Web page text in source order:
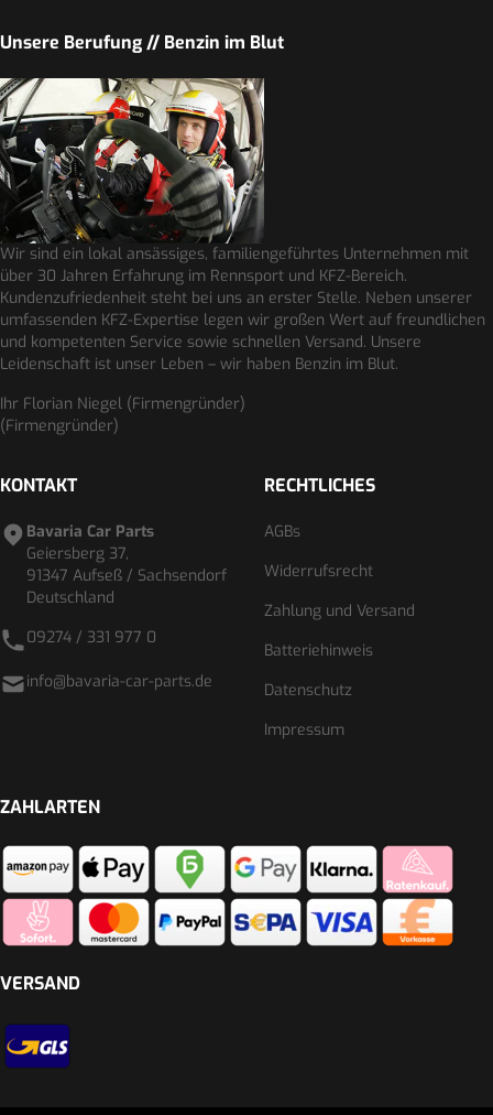
Unsere Berufung // Benzin im Blut
Wir sind ein lokal ansässiges, familiengeführtes Unternehmen mit
über 30 Jahren Erfahrung im Rennsport und KFZ-Bereich.
Kundenzufriedenheit steht bei uns an erster Stelle. Neben unserer
umfassenden KFZ-Expertise legen wir großen Wert auf freundlichen
und kompetenten Service sowie schnellen Versand. Unsere
Leidenschaft ist unser Leben – wir haben Benzin im Blut.
Ihr Florian Niegel (Firmengründer)
(Firmengründer)
KONTAKT
Bavaria Car Parts
Geiersberg 37,
91347 Aufseß / Sachsendorf
Deutschland
09274 / 331 977 0
info@bavaria-car-parts.de
RECHTLICHES
AGBs
Widerrufsrecht
Zahlung und Versand
Batteriehinweis
Datenschutz
Impressum
ZAHLARTEN
VERSAND